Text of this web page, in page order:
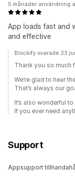
App loads fast and
and effective
5 månader användning
Blockify svarade 23
Thank you so much
We’re glad to hear
That’s always our
It’s also wonderful
If you ever need
Support
Appsupport